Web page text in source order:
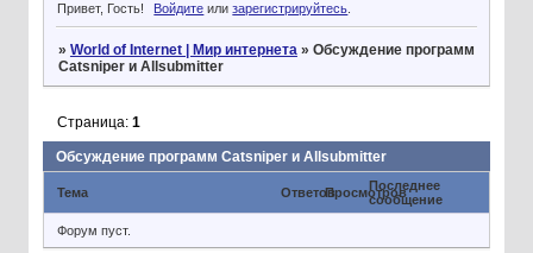
Привет, Гость! Войдите илизарегистрируйтесь.
» World of Internet | Мир интернета » Обсуждение программ
Catsniper и Allsubmitter
Обсуждение программ Catsniper и Allsubmitter
Страница: 1
Тема ОтветовПросмотровПоследнее
сообщение
Форум пуст.